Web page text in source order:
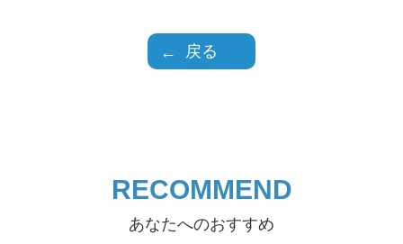
戻る
RECOMMEND
あなたへのおすすめ